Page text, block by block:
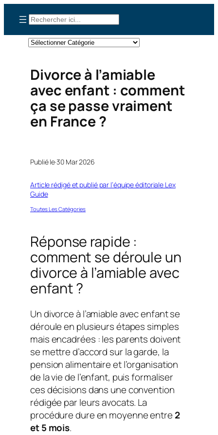
contenu
Rechercher
Catégories
Divorce à l’amiable
avec enfant : comment
ça se passe vraiment
en France ?
Publié le·30 Mar 2026
Article rédigé et publié par l’équipe éditoriale Lex
Guide
Toutes Les Catégories
Réponse rapide :
comment se déroule un
divorce à l’amiable avec
enfant ?
Un divorce à l’amiable avec enfant se
déroule en plusieurs étapes simples
mais encadrées : les parents doivent
se mettre d’accord sur la garde, la
pension alimentaire et l’organisation
de la vie de l’enfant, puis formaliser
ces décisions dans une convention
rédigée par leurs avocats. La
procédure dure en moyenne entre 2
et 5 mois.